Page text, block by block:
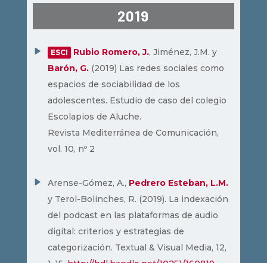
2019
ESCI Rubio Romero, J., Jiménez, J.M. y
Barón, G.(2019) Las redes sociales como
espacios de sociabilidad de los
adolescentes. Estudio de caso del colegio
Escolapios de Aluche.
Revista Mediterránea de Comunicación,
vol. 10, nº 2
Arense-Gómez, A., Pedrero Esteban, L.M.
y Terol-Bolinches, R. (2019). La indexación
del podcast en las plataformas de audio
digital: criterios y estrategias de
categorización. Textual & Visual Media, 12,